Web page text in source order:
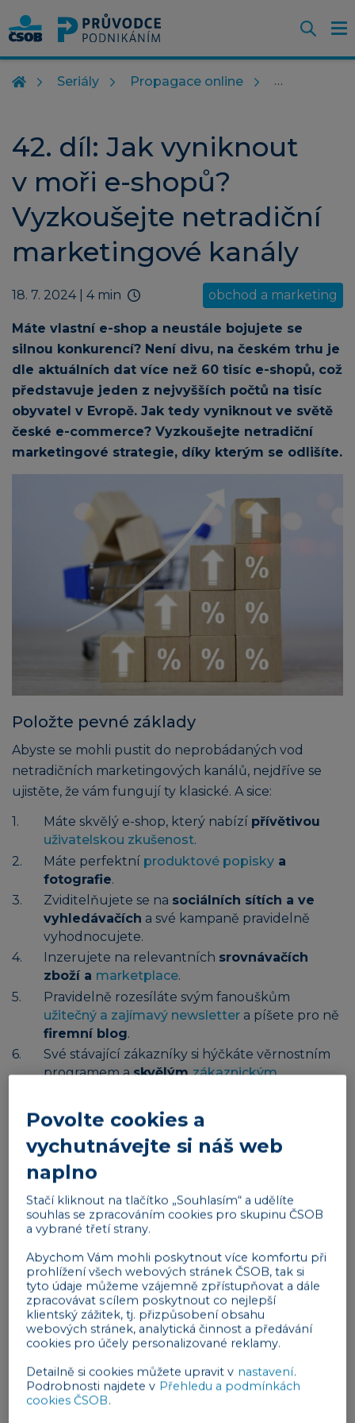
Seriály Propagace online
42. díl: Jak vyniknout
v moři e-shopů?
Vyzkoušejte netradiční
marketingové kanály
18. 7. 2024 | 4 min obchod a marketing
Máte vlastní e-shop a neustále bojujete se
silnou konkurencí? Není divu, na českém trhu je
dle aktuálních dat více než 60 tisíc e-shopů, což
představuje jeden z nejvyšších počtů na tisíc
obyvatel v Evropě. Jak tedy vyniknout ve světě
české e-commerce? Vyzkoušejte netradiční
marketingové strategie, díky kterým se odlišíte.
Položte pevné základy
Abyste se mohli pustit do neprobádaných vod
netradičních marketingových kanálů, nejdříve se
ujistěte, že vám fungují ty klasické. A sice:
Máte skvělý e-shop, který nabízí přívětivou
uživatelskou zkušenost.
Máte perfektní produktové popisky a
fotografie.
Zviditelňujete se na sociálních sítích a ve
vyhledávačích a své kampaně pravidelně
vyhodnocujete.
Inzerujete na relevantních srovnávačích
zboží a marketplace.
Pravidelně rozesíláte svým fanouškům
užitečný a zajímavý newsletter a píšete pro ně
firemní blog.
Své stávající zákazníky si hýčkáte věrnostním
programem askvělýmzákaznickým
Vše funguje, jak má? Výborně. V tom případě
vyzkoušejte osvěžit svůj marketing některou z
neotřelých strategií, díky kterým si vás zákazníci
doslova zamilují.
Reklama
Využijte moderní technologie
Pokud chcete uspět v e-commerce, musíte držet
krok snejnovějšími trendy v digitálním světě
Povolte cookies a
vychutnávejte si náš web
naplno
Stačí kliknout na tlačítko „Souhlasím“ a udělíte
souhlas se zpracováním cookies pro skupinu ČSOB
a vybrané třetí strany.
Abychom Vám mohli poskytnout více komfortu při
prohlížení všech webových stránek ČSOB, tak si
tyto údaje můžeme vzájemně zpřístupňovat a dále
zpracovávat s cílem poskytnout co nejlepší
klientský zážitek, tj. přizpůsobení obsahu
webových stránek, analytická činnost a předávání
cookies pro účely personalizované reklamy.
Detailně si cookies můžete upravit v nastavení.
Podrobnosti najdete v Přehledu a podmínkách
cookies ČSOB.